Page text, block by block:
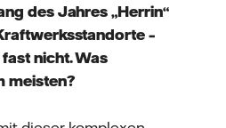
des Jahres „Herrin“
–
nicht. Was
meisten?